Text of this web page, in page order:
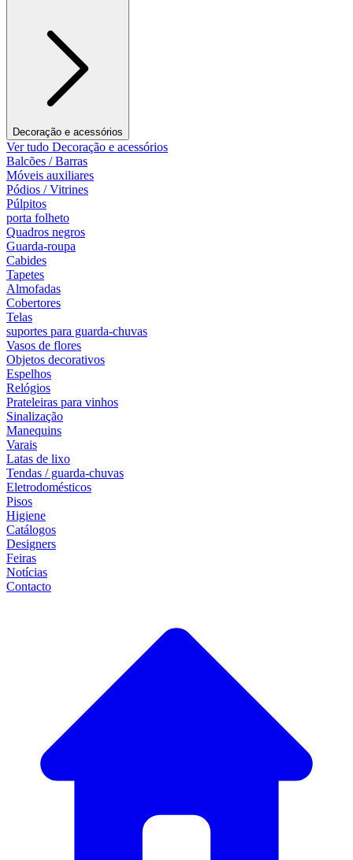
Decoração e acessórios
Ver tudo Decoração e acessórios
Balcões / Barras
Móveis auxiliares
Pódios / Vitrines
Púlpitos
porta folheto
Quadros negros
Guarda-roupa
Cabides
Tapetes
Almofadas
Cobertores
Telas
suportes para guarda-chuvas
Vasos de flores
Objetos decorativos
Espelhos
Relógios
Prateleiras para vinhos
Sinalização
Manequins
Varais
Latas de lixo
Tendas / guarda-chuvas
Eletrodomésticos
Pisos
Higiene
Catálogos
Designers
Feiras
Notícias
Contacto